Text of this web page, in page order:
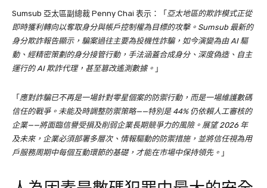
Sumsub 亞太區副總裁 Penny Chai 表示：「 亞太地區的欺詐模式正從
即時獲利轉向以奪取身分與帳戶控制權為目標的攻擊。Sumsub 最新的
身分欺詐報告顯示，騙案過往主要為投機性詐騙，如今演變為由 AI 驅
動、經精密策劃的身分接管行動，手法涵蓋合成身分、深度偽造、自主
運行的 AI 欺詐代理，甚至篡改遙測數據。 」
「 應對詐騙已不再是一場針對零星個案的防禦行動，而是一場維護數碼
信任的戰爭。未能及時調整防禦策略——特別是44% 仍依賴人工審核的
企業——將面臨信譽受損及削弱企業長期競爭力的風險。展望2026 年
及未來，企業必須部署多層次、情報驅動的防禦措施，並將信任視為用
戶服務周期中每個互動環節的基礎，才能在市場中保持領先。 」